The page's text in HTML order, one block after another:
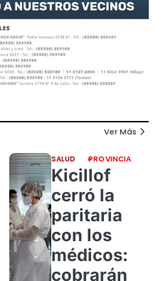
Ver Más
SALUD PROVINCIA
Kicillof
cerró la
paritaria
con los
médicos:
cobrarán